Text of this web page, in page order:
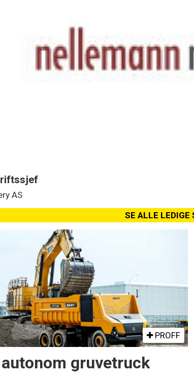
AS
SE ALLE LEDIGE
PROFF
gruvetruck